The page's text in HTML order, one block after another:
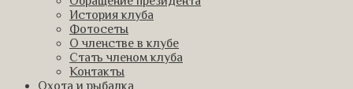
История клуба
Фотосеты
О членстве в клубе
Стать членом клуба
Контакты
Охота и рыбалка